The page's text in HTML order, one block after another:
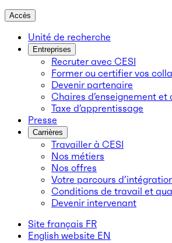
Accès
Unité de recherche
Entreprises
Recruter avec CESI
Former ou certifier vos
Devenir partenaire
Chaires d’enseignement et
Taxe d’apprentissage
Presse
Carrières
Travailler à CESI
Nos métiers
Nos offres
Votre parcours
Conditions de travail et
Devenir intervenant
Site français FR
English website EN